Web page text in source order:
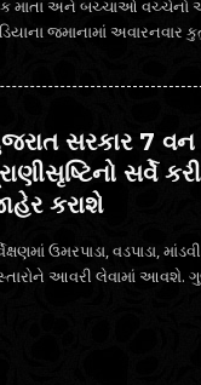
માતા અને બચ્ચાઓ વચ્ચેનો
જમાનામાં અવારનવાર
સરકાર 7
સર્વે
કરાશે
ઉમરપાડા, વડપાડા,
આવરી લેવામાં આવશે.